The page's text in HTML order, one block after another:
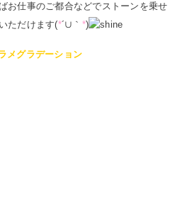
お仕事のご都合などでストーンを乗せ
ただけます(*´∪｀ *)
メグラデーション